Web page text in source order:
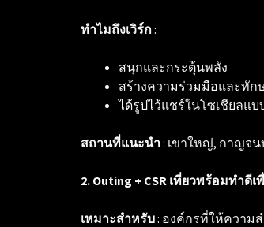
ทำไมถึงเวิร์ก:
สนุกและกระตุ้นพลัง
สร้างความร่วมมือและทัก
ได้รูปไว้แชร์ในโซเชียลแบ
สถานที่แนะนำ: เขาใหญ่, กาญจน
2. Outing + CSR เที่ยวพร้อมทำดี
เหมาะสำหรับ: องค์กรที่ให้ควา